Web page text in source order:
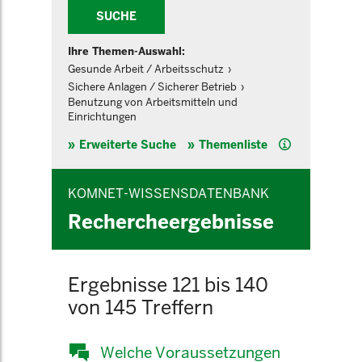
SUCHE
Ihre Themen-Auswahl:
Gesunde Arbeit / Arbeitsschutz
Sichere Anlagen / Sicherer Betrieb
Benutzung von Arbeitsmitteln und
Einrichtungen
Erweiterte Suche Themenliste Hilfe
KOMNET-WISSENSDATENBANK
Rechercheergebnisse
Ergebnisse 121 bis 140
von 145 Treffern
Welche Voraussetzungen